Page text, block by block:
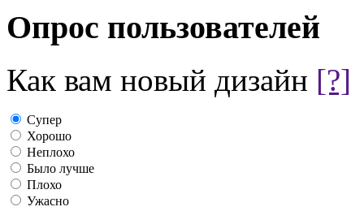
Опрос пользователей
Как вам новый дизайн [?]
Супер
Хорошо
Неплохо
Было лучше
Плохо
Ужасно